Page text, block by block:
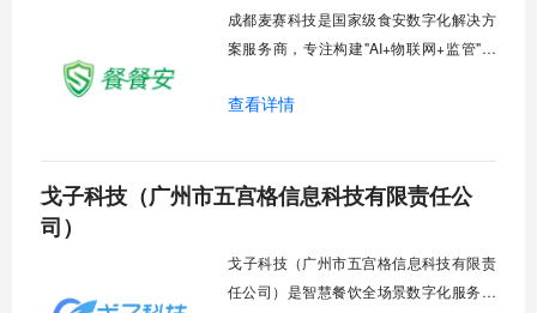
成都麦赛科技是国家级食安数字化解决方
案服务商，专注构建"AI+物联网+监管"三
合AIoT技术能力与垂直场景认知，面向政
位，提供覆盖"终端设备-智能监管-风险预
警"的全栈解决方案，同步为市场监管部门
查看详情
戈子科技（广州市五宫格信息科技有限责任公
司）
​戈子科技（广州市五宫格信息科技有限责
任公司）是智慧餐饮全场景数字化服务领